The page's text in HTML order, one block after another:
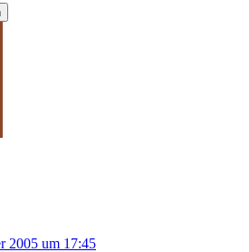
2005 um 17:45